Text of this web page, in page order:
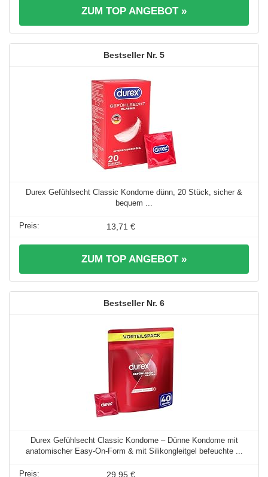
ZUM TOP ANGEBOT »
5
Durex Gefühlsecht Classic Kondome dünn, 20 Stück, sicher &
bequem ...
13,71 €
ZUM TOP ANGEBOT »
6
Durex Gefühlsecht Classic Kondome – Dünne Kondome mit
anatomischer Easy-On-Form & mit Silikongleitgel befeuchte ...
29,95 €